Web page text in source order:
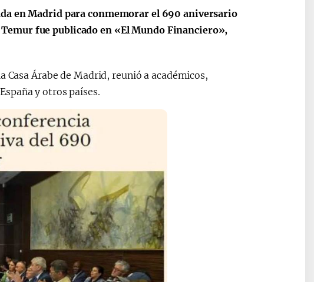
под
После визита
Президента…
en Madrid para conmemorar el 690 aniversario
fue publicado en «El Mundo Financiero»,
Árabe de Madrid, reunió a académicos,
y otros países.